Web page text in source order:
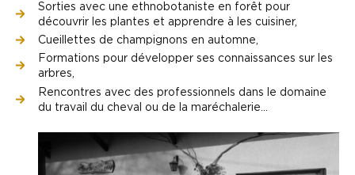
Sorties avec une ethnobotaniste en forêt pour
découvrir les plantes et apprendre à les cuisiner,
Cueillettes de champignons en automne,
Formations pour développer ses connaissances sur les
arbres,
Rencontres avec des professionnels dans le domaine
du travail du cheval ou de la maréchalerie…